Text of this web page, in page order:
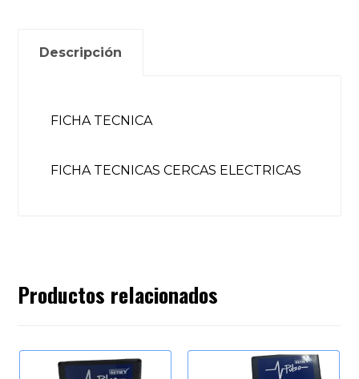
Descripción
FICHA TECNICA
FICHA TECNICAS CERCAS ELECTRICAS
Productos relacionados